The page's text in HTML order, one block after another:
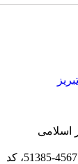
دفتر نشریه هنرهای صناعی اسلامی، صندوق پستی: 4567-51385، کد